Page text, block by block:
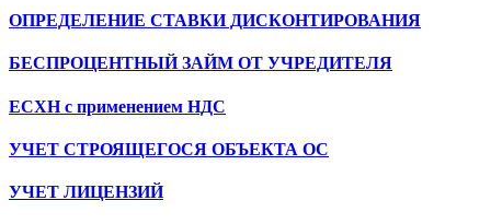
ОПРЕДЕЛЕНИЕ СТАВКИ ДИСКОНТИРОВАНИЯ
БЕСПРОЦЕНТНЫЙ ЗАЙМ ОТ УЧРЕДИТЕЛЯ
ЕСХН с применением НДС
УЧЕТ СТРОЯЩЕГОСЯ ОБЪЕКТА ОС
УЧЕТ ЛИЦЕНЗИЙ